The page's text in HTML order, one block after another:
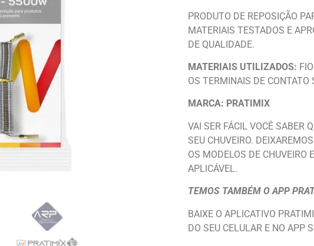
PRODUTO DE REPOSIÇÃO
MATERIAIS TESTADOS E
DE QUALIDADE.
MATERIAIS UTILIZADOS:
OS TERMINAIS DE CONTATO
MARCA: PRATIMIX
VAI SER FÁCIL VOCÊ SABER
SEU CHUVEIRO.
OS MODELOS DE CHUVEIRO
APLICÁVEL.
TEMOS TAMBÉM O APP
BAIXE O APLICATIVO
DO SEU CELULAR E NO APP